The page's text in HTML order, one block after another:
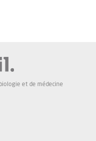
et de médecine